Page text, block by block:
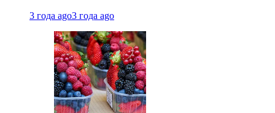
3 года ago3 года ago